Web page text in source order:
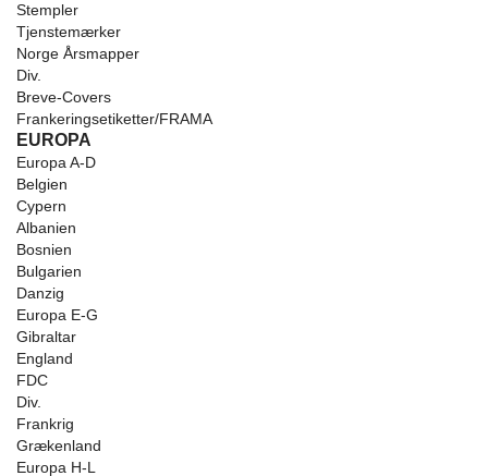
Stempler
Tjenstemærker
Norge Årsmapper
Div.
Breve-Covers
Frankeringsetiketter/FRAMA
EUROPA
Europa A-D
Belgien
Cypern
Albanien
Bosnien
Bulgarien
Danzig
Europa E-G
Gibraltar
England
FDC
Div.
Frankrig
Grækenland
Europa H-L